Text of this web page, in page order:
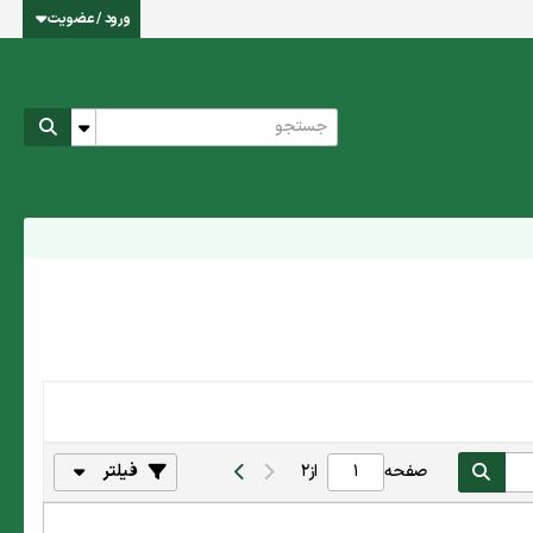
ورود / عضویت
صفحه از2 فیلتر